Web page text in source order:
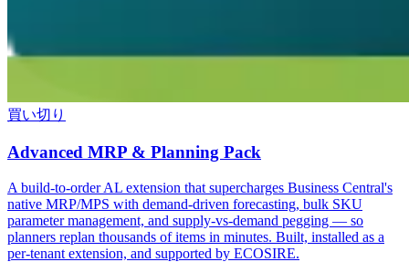
買い切り
Advanced MRP & Planning Pack
A build-to-order AL extension that supercharges Business Central's
native MRP/MPS with demand-driven forecasting, bulk SKU
parameter management, and supply-vs-demand pegging — so
planners replan thousands of items in minutes. Built, installed as a
per-tenant extension, and supported by ECOSIRE.